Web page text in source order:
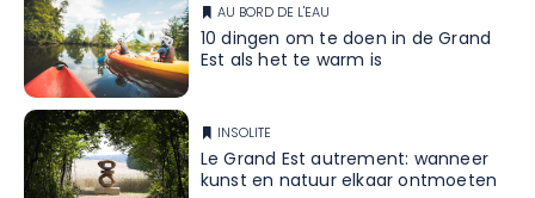
AU BORD DE L'EAU
10 dingen om te doen in de Grand
Est als het te warm is
INSOLITE
Le Grand Est autrement: wanneer
kunst en natuur elkaar ontmoeten